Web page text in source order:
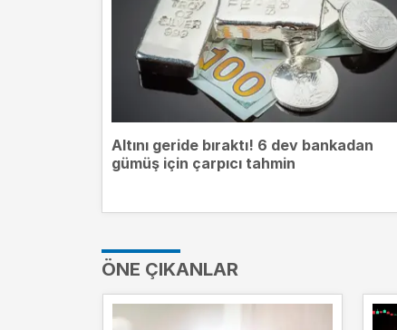
Altını geride bıraktı! 6 dev bankadan
gümüş için çarpıcı tahmin
ÖNE ÇIKANLAR